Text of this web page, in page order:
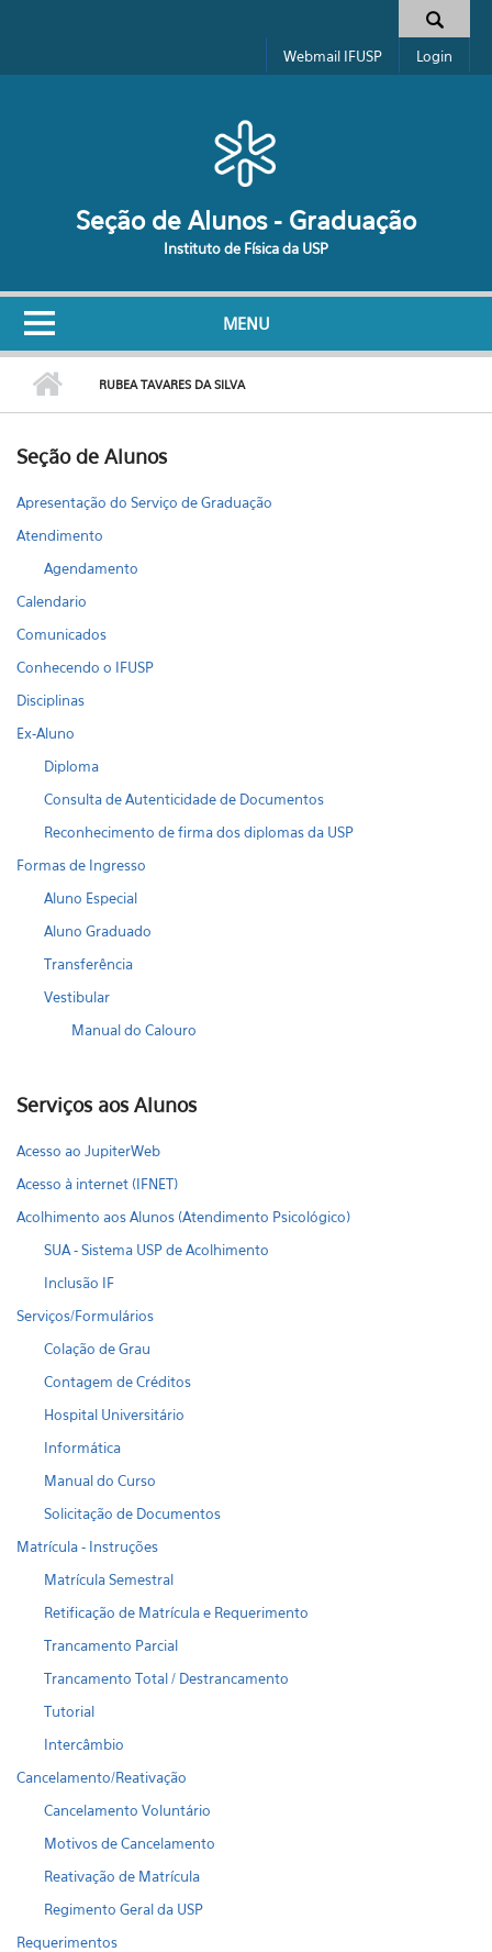
Formulário de busca
Webmail IFUSP Login
Seção de Alunos - Graduação
Instituto de Física da USP
MENU
RUBEA TAVARES DA SILVA
Seção de Alunos
Apresentação do Serviço de Graduação
Atendimento
Agendamento
Calendario
Comunicados
Conhecendo o IFUSP
Disciplinas
Ex-Aluno
Diploma
Consulta de Autenticidade de Documentos
Reconhecimento de firma dos diplomas da USP
Formas de Ingresso
Aluno Especial
Aluno Graduado
Transferência
Vestibular
Manual do Calouro
Serviços aos Alunos
Acesso ao JupiterWeb
Acesso à internet (IFNET)
Acolhimento aos Alunos (Atendimento Psicológico)
SUA - Sistema USP de Acolhimento
Inclusão IF
Serviços/Formulários
Colação de Grau
Contagem de Créditos
Hospital Universitário
Informática
Manual do Curso
Solicitação de Documentos
Matrícula - Instruções
Matrícula Semestral
Retificação de Matrícula e Requerimento
Trancamento Parcial
Trancamento Total / Destrancamento
Tutorial
Intercâmbio
Cancelamento/Reativação
Cancelamento Voluntário
Motivos de Cancelamento
Reativação de Matrícula
Regimento Geral da USP
Requerimentos